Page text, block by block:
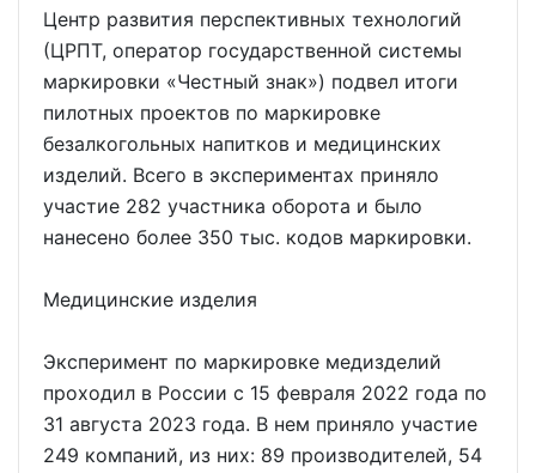
Центр развития перспективных технологий
(ЦРПТ, оператор государственной системы
маркировки «Честный знак») подвел итоги
пилотных проектов по маркировке
безалкогольных напитков и медицинских
изделий. Всего в экспериментах приняло
участие 282 участника оборота и было
нанесено более 350 тыс. кодов маркировки.
Медицинские изделия
Эксперимент по маркировке медизделий
проходил в России с 15 февраля 2022 года по
31 августа 2023 года. В нем приняло участие
249 компаний, из них: 89 производителей, 54